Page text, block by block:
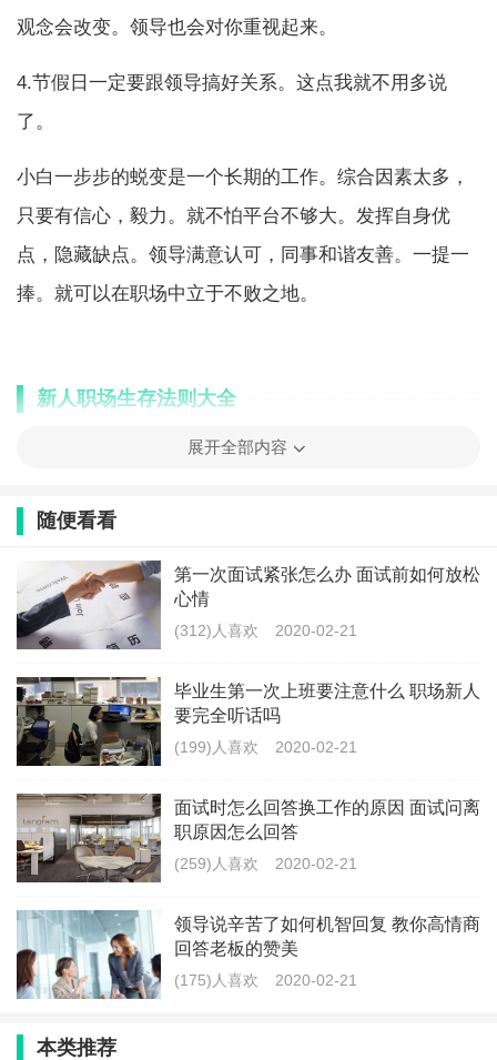
观念会改变。领导也会对你重视起来。
4.节假日一定要跟领导搞好关系。这点我就不用多说
了。
小白一步步的蜕变是一个长期的工作。综合因素太多，
只要有信心，毅力。就不怕平台不够大。发挥自身优
点，隐藏缺点。领导满意认可，同事和谐友善。一提一
捧。就可以在职场中立于不败之地。
新人职场生存法则大全
1.少说话，多做事，善于谦虚。
的就是，少去言语不该说的事，因为你说的每句话因为
你说的每句话都传的很快，多做事，让领导看到你的努
力，对你的晋升很有帮助，谦逊低调，为你输了良好的
人设，不会招惹到小人。
2.把握机会，当机立断。
现在的社会要像成功，不仅要靠自己的努力，更要把握
职场最禁忌的就是狂妄自大，好高骛远，这样的想法只
要一个跟头，让你跌的非常惨，无法自拔。所以职场上
展开全部内容
随便看看
第一次面试紧张怎么办 面试前如何放松
心情
(312)人喜欢 2020-02-21
毕业生第一次上班要注意什么 职场新人
要完全听话吗
(199)人喜欢 2020-02-21
面试时怎么回答换工作的原因 面试问离
职原因怎么回答
(259)人喜欢 2020-02-21
领导说辛苦了如何机智回复 教你高情商
回答老板的赞美
(175)人喜欢 2020-02-21
本类推荐